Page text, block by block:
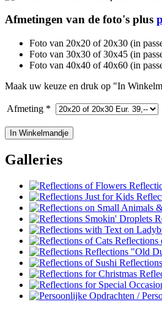
Afmetingen van de foto's plus
Foto van 20x20 of 20x30 (in
Foto van 30x30 of 30x45 (in
Foto van 40x40 of 40x60 (in
Maak uw keuze en druk op "In
Afmeting *
Galleries
Reflections
Reflections "Old